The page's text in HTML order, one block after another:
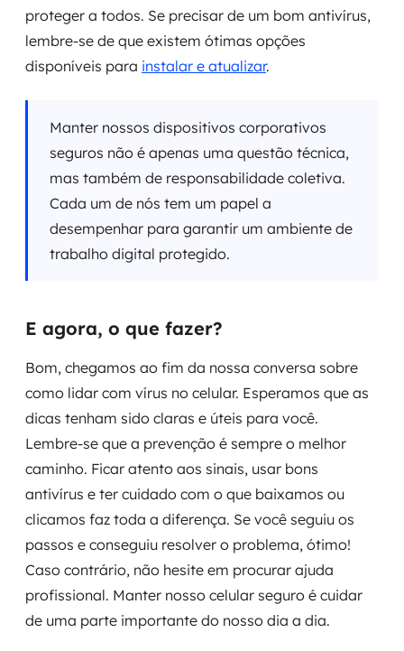
proteger a todos. Se precisar de um bom antivírus,
lembre-se de que existem ótimas opções
disponíveis para instalar e atualizar.
Manter nossos dispositivos corporativos
seguros não é apenas uma questão técnica,
mas também de responsabilidade coletiva.
Cada um de nós tem um papel a
desempenhar para garantir um ambiente de
trabalho digital protegido.
E agora, o que fazer?
Bom, chegamos ao fim da nossa conversa sobre
como lidar com vírus no celular. Esperamos que as
dicas tenham sido claras e úteis para você.
Lembre-se que a prevenção é sempre o melhor
caminho. Ficar atento aos sinais, usar bons
antivírus e ter cuidado com o que baixamos ou
clicamos faz toda a diferença. Se você seguiu os
passos e conseguiu resolver o problema, ótimo!
Caso contrário, não hesite em procurar ajuda
profissional. Manter nosso celular seguro é cuidar
de uma parte importante do nosso dia a dia.